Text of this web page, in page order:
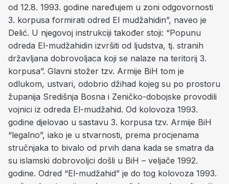
od 12.8. 1993. godine naređujem u zoni odgovornosti
3. korpusa formirati odred El mudžahidin”, naveo je
Delić. U njegovoj instrukciji također stoji: “Popunu
odreda El-mudžahidin izvršiti od ljudstva, tj. stranih
državljana dobrovoljaca koji se nalaze na teritorij 3.
korpusa”. Glavni stožer tzv. Armije BiH tom je
odlukom, ustvari, odobrio džihad kojeg su po prostoru
županija Središnja Bosna i Zeničko-dobojske provodili
vojnici iz odreda El-mudžahid. Od kolovoza 1993.
godine djelovao u sastavu 3. korpusa tzv. Armije BiH
“legalno”, iako je u stvarnosti, prema procjenama
stručnjaka to bivalo od prvih dana kada se smatra da
su islamski dobrovoljci došli u BiH – veljače 1992.
godine. Odred “El-mudžahid” je do tog kolovoza 1993.